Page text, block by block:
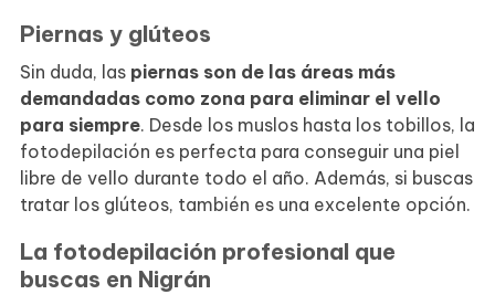
Piernas y glúteos
Sin duda, las piernas son de las áreas más
demandadas como zona para eliminar el vello
para siempre. Desde los muslos hasta los tobillos, la
fotodepilación es perfecta para conseguir una piel
libre de vello durante todo el año. Además, si buscas
tratar los glúteos, también es una excelente opción.
La fotodepilación profesional que
buscas en Nigrán